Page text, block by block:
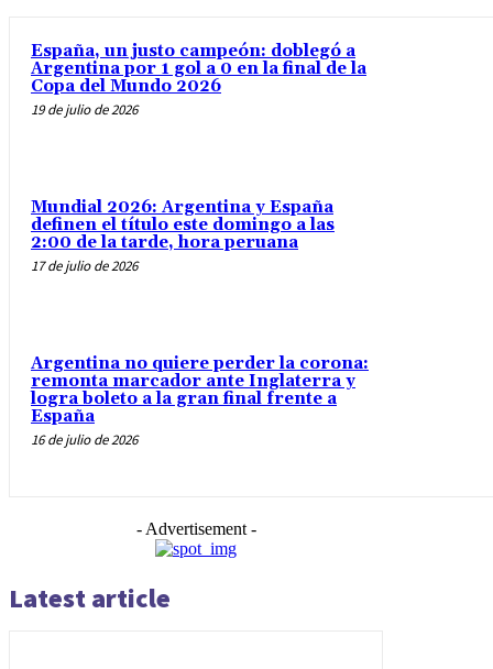
España, un justo campeón: doblegó a
Argentina por 1 gol a 0 en la final de la
Copa del Mundo 2026
19 de julio de 2026
Mundial 2026: Argentina y España
definen el título este domingo a las
2:00 de la tarde, hora peruana
17 de julio de 2026
Argentina no quiere perder la corona:
remonta marcador ante Inglaterra y
logra boleto a la gran final frente a
España
16 de julio de 2026
- Advertisement -
Latest article